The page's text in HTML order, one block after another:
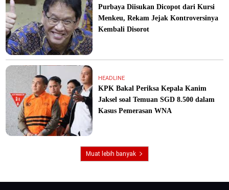
Purbaya Diisukan Dicopot dari Kursi
Menkeu, Rekam Jejak Kontroversinya
Kembali Disorot
HEADLINE
KPK Bakal Periksa Kepala Kanim
Jaksel soal Temuan SGD 8.500 dalam
Kasus Pemerasan WNA
Muat lebih banyak